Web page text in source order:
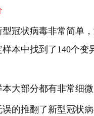
冠状病毒非常简单
本中找到了140个
大部分都有非常细
的推翻了新型冠状病